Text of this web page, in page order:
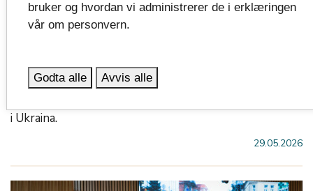
Vestfold fylkeskommune har signert en
i Ukraina.
29.05.2026
bruker og hvordan vi administrerer de i erklæringen
vår om personvern.
Godta alle Avvis alle